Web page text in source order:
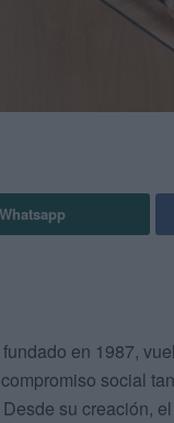
fundado en 1987,
social
su creación,